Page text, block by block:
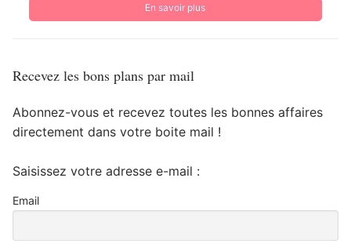
En savoir plus
Recevez les bons plans par mail
Abonnez-vous et recevez toutes les bonnes affaires
directement dans votre boite mail !
Saisissez votre adresse e-mail :
Email